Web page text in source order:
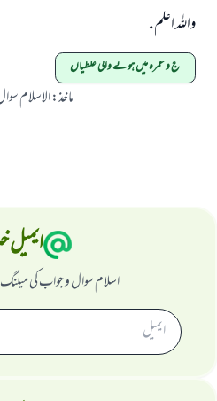
واللہ اعلم .
حج و عمرہ میں ہونے والی غلطیاں
ماخذ:الاسلام
ایمیل
اسلام سوال و جواب کی